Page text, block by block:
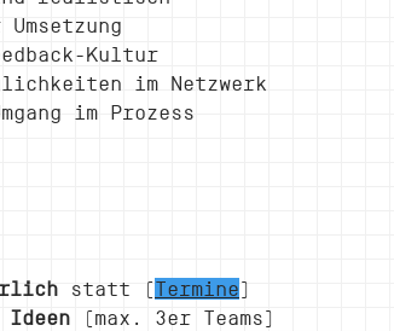
Kultur
im Netzwerk
im Prozess
statt (Termine)
Ideen (max. 3er Teams)